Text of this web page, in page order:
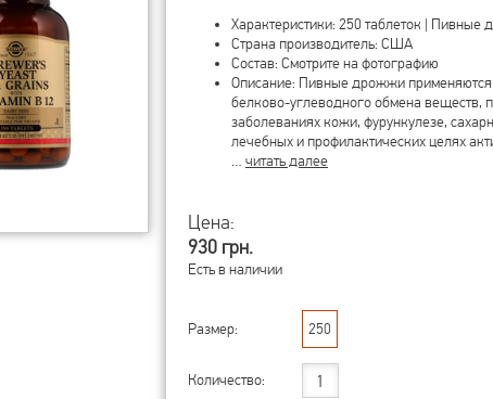
Характеристики: 250 таблеток | Пивные
Страна производитель: США
Состав: Смотрите на фотографию
Описание: Пивные дрожжи
белково-углеводного обмена веществ,
заболеваниях кожи, фурункулезе,
лечебных и профилактических целях
… читать далее
Цена:
930 грн.
Есть в наличии
Размер: 250
Количество: